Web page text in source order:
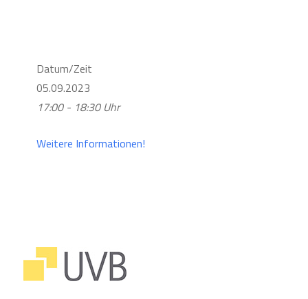
Datum/Zeit
05.09.2023
17:00 - 18:30 Uhr
Weitere Informationen!